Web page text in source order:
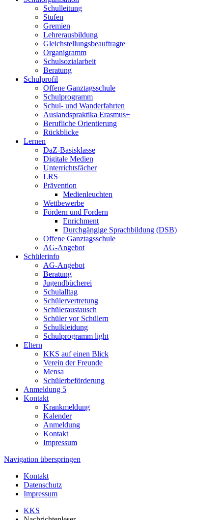
Schulleitung
Stufen
Gremien
Lehrerausbildung
Gleichstellungsbeauftragte
Organigramm
Schulsozialarbeit
Beratung
Schulprofil
Offene Ganztagsschule
Schulprogramm
Schul- und Wanderfahrten
Auslandspraktika Erasmus+
Berufliche Orientierung
Rückblicke
Lernen
DaZ-Basisklasse
Digitale Medien
Unterrichtsfächer
LRS
Prävention
Medienleuchten
Wettbewerbe
Fördern und Fordern
Enrichment
Durchgängige Sprachbildung (DSB)
Offene Ganztagsschule
AG-Angebot
Schülerinfo
AG-Angebot
Beratung
Jugendbücherei
Schulalltag
Schülervertretung
Schüleraustausch
Schüler vor Schülern
Schulkleidung
Schulprogramm light
Eltern
KKS auf einen Blick
Verein der Freunde
Mensa
Schülerbeförderung
Anmeldung 5
Kontakt
Krankmeldung
Kalender
Anmeldung
Kontakt
Impressum
Navigation überspringen
Kontakt
Datenschutz
Impressum
KKS